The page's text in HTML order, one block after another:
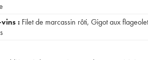
: Filet de marcassin rôti, Gigot aux